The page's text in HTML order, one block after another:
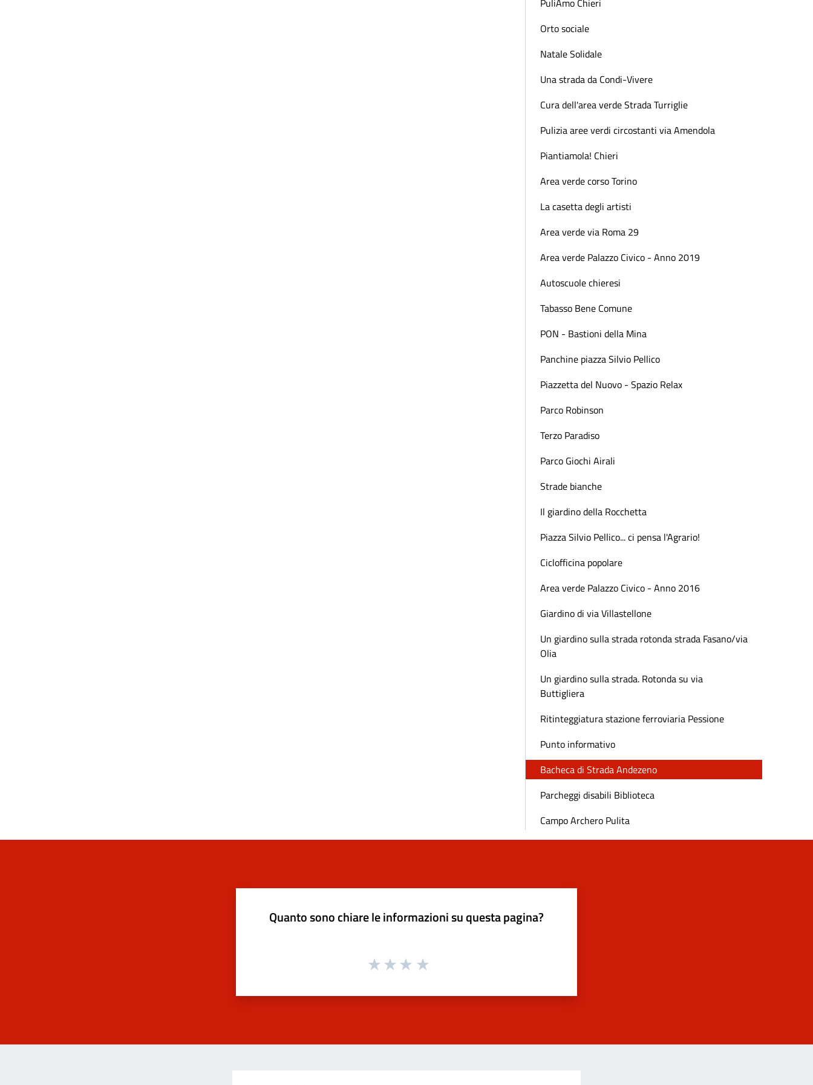
PuliAmo Chieri
Orto sociale
Natale Solidale
Una strada da Condi-Vivere
Cura dell'area verde Strada Turriglie
Pulizia aree verdi circostanti via Amendola
Piantiamola! Chieri
Area verde corso Torino
La casetta degli artisti
Area verde via Roma 29
Area verde Palazzo Civico - Anno 2019
Autoscuole chieresi
Tabasso Bene Comune
PON - Bastioni della Mina
Panchine piazza Silvio Pellico
Piazzetta del Nuovo - Spazio Relax
Parco Robinson
Terzo Paradiso
Parco Giochi Airali
Strade bianche
Il giardino della Rocchetta
Piazza Silvio Pellico... ci pensa l'Agrario!
Ciclofficina popolare
Area verde Palazzo Civico - Anno 2016
Giardino di via Villastellone
Un giardino sulla strada rotonda strada Fasano/via
Olia
Un giardino sulla strada. Rotonda su via
Buttigliera
Ritinteggiatura stazione ferroviaria Pessione
Punto informativo
Bacheca di Strada Andezeno
Parcheggi disabili Biblioteca
Campo Archero Pulita
Quanto sono chiare le informazioni su questa pagina?